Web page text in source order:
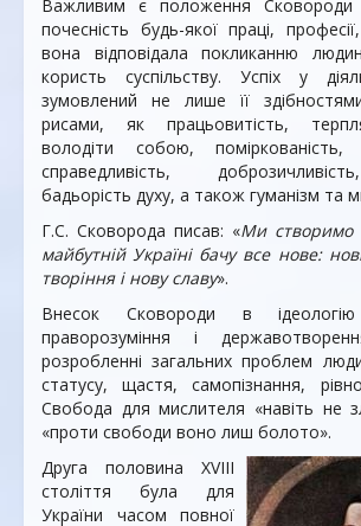
Важливим є положення Сковороди
почесність будь-якої праці,
вона відповідала покликанню
користь суспільству. Успіх у
зумовлений не лише її
рисами, як працьовитість,
володіти собою, поміркованість,
справедливість,
бадьорість духу, а також гуманізм та
Г.С. Сковорода писав: «Ми створимо
майбутній Україні бачу все нове:
творіння і нову славу».
Внесок Сковороди в ідеологію
праворозуміння і
розробленні загальних проблем
статусу, щастя, самопізнання,
Свобода для мислителя «навіть не
«проти свободи воно лиш болото».
Друга половина XVIII
століття була для
України часом повної